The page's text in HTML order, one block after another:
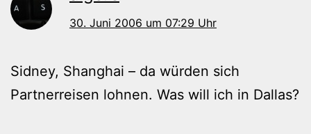
30. Juni 2006 um 07:29 Uhr
Sidney, Shanghai – da würden sich
Partnerreisen lohnen. Was will ich in Dallas?